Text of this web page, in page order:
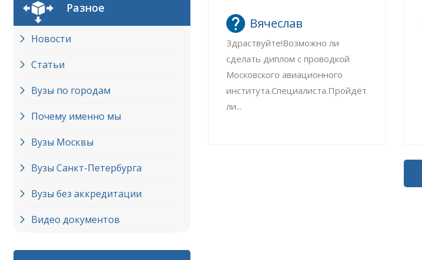
Разное
Новости
Статьи
Вузы по городам
Почему именно мы
Вузы Москвы
Вузы Cанкт-Петербурга
Вузы без аккредитации
Видео документов
Вячеслав
Здраствуйте!Возможно ли
сделать диплом с проводкой
Московского авиационного
института.Специалиста.Пройдёт
ли...